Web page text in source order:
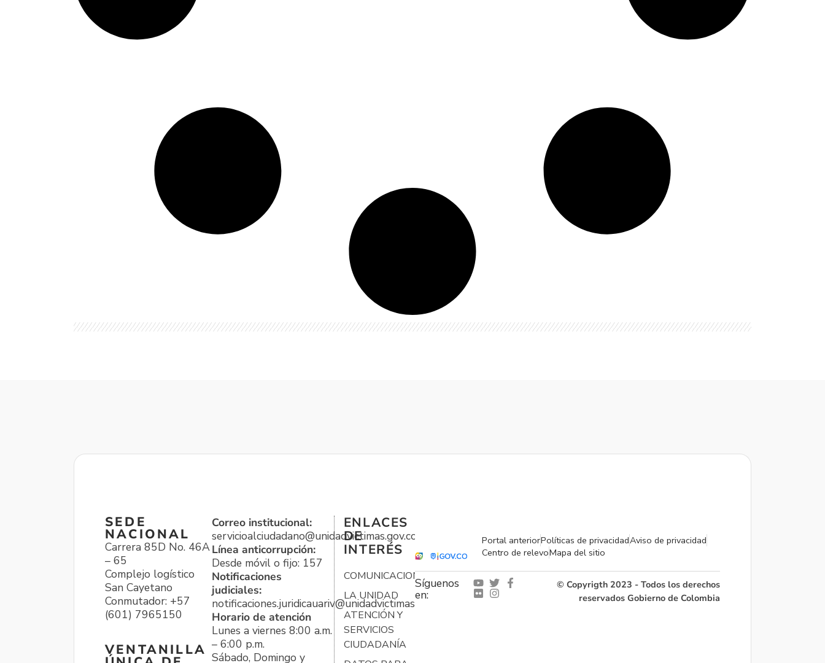
SEDE
NACIONAL
Carrera 85D No. 46A
– 65
Complejo logístico
San Cayetano
Conmutador: +57
(601) 7965150
VENTANILLA
Correo institucional:
servicioalciudadano@unidadvictimas.gov.co
Línea anticorrupción:
Desde móvil o fijo: 157
Notificaciones
judiciales:
notificaciones.juridicauariv@unidadvictimas.gov.co
Horario de atención
Lunes a viernes 8:00 a.m.
– 6:00 p.m.
Sábado, Domingo y
ENLACES
DE
INTERÉS
COMUNICACIONES
LA UNIDAD
ATENCIÓN Y
SERVICIOS
CIUDADANÍA
Portal anteriorPolíticas de privacidadAviso de privacidad
Centro de relevoMapa del sitio
Síguenos
en:
© Copyrigth 2023 - Todos los derechos
reservados Gobierno de Colombia